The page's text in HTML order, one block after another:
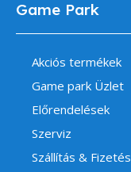
Game Park
Akciós termékek
Game park Üzlet
Előrendelések
Szerviz
Szállítás & Fizetés